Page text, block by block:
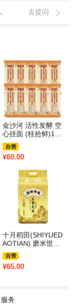
去提问
金沙河 活性发酵 空
心挂面 (桂拾鲜)150
G*10包
自营
¥60.00
十月稻田(SHIYUED
AOTIAN) 磨米世家
五常大米 2.5kg
自营
¥65.00
务